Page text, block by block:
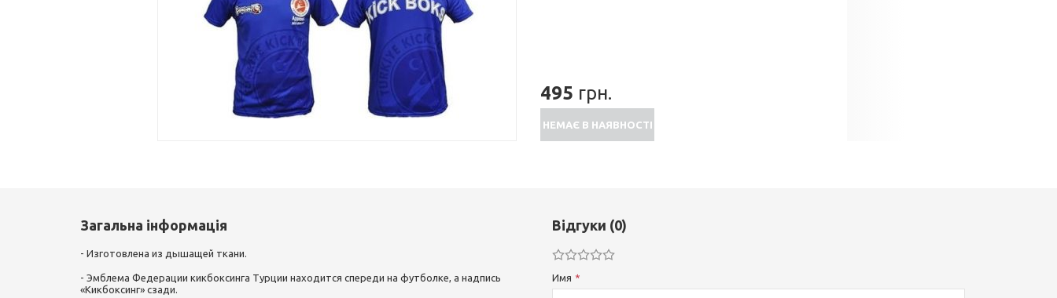
495 грн.
НЕМАЄ В НАЯВНОСТІ
Загальна інформація
- Изготовлена из дышащей ткани.
- Эмблема Федерации кикбоксинга Турции находится спереди на футболке, а надпись
«Кикбоксинг» сзади.
Відгуки (0)
Имя